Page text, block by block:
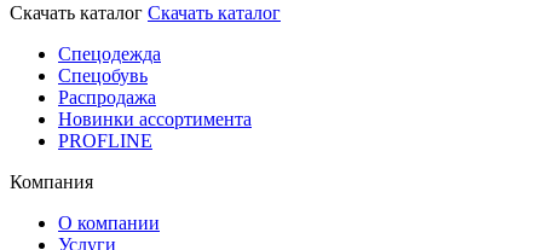
Скачать каталог Скачать каталог
Спецодежда
Спецобувь
Распродажа
Новинки ассортимента
PROFLINE
Компания
О компании
Услуги